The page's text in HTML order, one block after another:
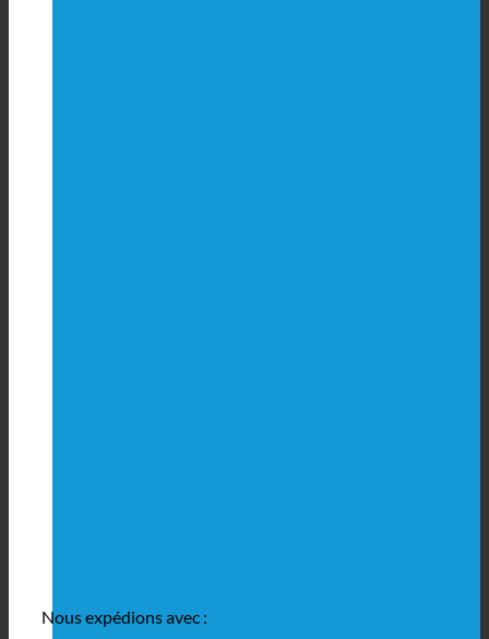
Nous expédions avec :